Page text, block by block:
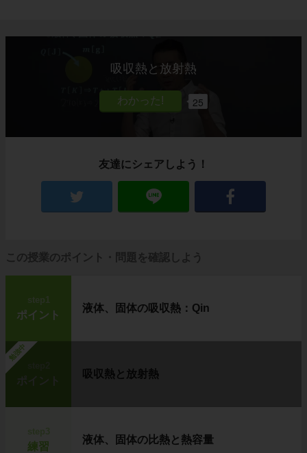
吸収熱と放射熱
25
友達にシェアしよう！
この授業のポイント・問題を確認しよう
step1
ポイント
液体、固体の吸収熱：Qin
勉強中
ポイント
吸収熱と放射熱
練習
液体、固体の比熱と熱容量